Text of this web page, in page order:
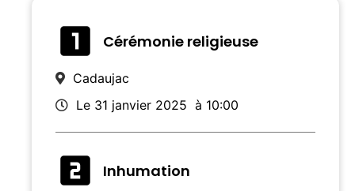
Cérémonie religieuse
Cadaujac
Le 31 janvier 2025 à 10:00
Inhumation